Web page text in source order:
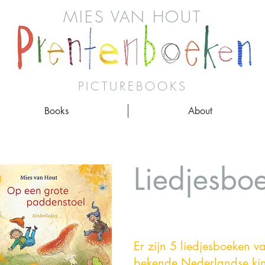
MIES VAN HOUT
PICTUREBOOKS
Books About
Er zijn 5 liedjesboeken